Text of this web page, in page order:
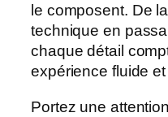
le composent. De
technique en
chaque détail
expérience fluide
Portez une